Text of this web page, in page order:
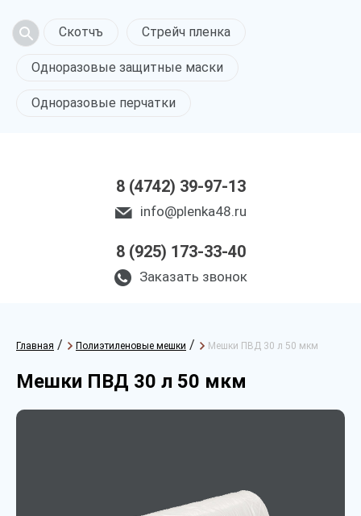
Скотчъ Стрейч пленка
Одноразовые защитные маски
Одноразовые перчатки
8 (4742) 39-97-13
info@plenka48.ru
8 (925) 173-33-40
Заказать звонок
Главная / Полиэтиленовые мешки / Мешки ПВД 30 л 50 мкм
Мешки ПВД 30 л 50 мкм